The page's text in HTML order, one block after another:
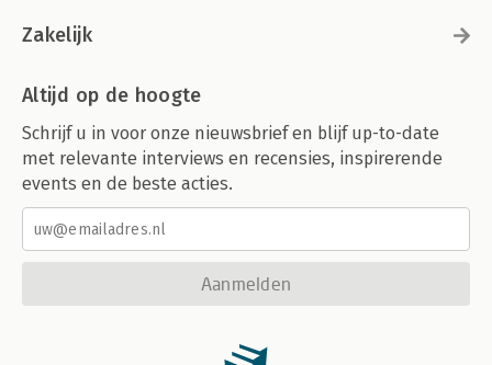
Zakelijk
Altijd op de hoogte
Schrijf u in voor onze nieuwsbrief en blijf up-to-date
met relevante interviews en recensies, inspirerende
events en de beste acties.
Aanmelden